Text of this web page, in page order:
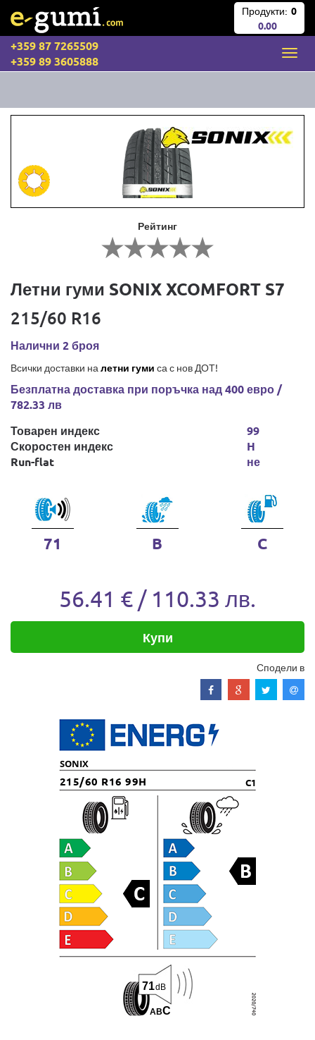
Продукти: 0
0.00
+359 87 7265509
+359 89 3605888
Рейтинг
Летни гуми SONIX XCOMFORT S7
215/60 R16
Налични 2 броя
Всички доставки на летни гуми са с нов ДОТ!
Безплатна доставка при поръчка над 400 евро /
782.33 лв
Товарен индекс
Скоростен индекс
Run-flat
99
H
не
71 B C
56.41 € / 110.33 лв.
Купи
Сподели в
SONIX
215/60 R16 99H C1
ABC
71dB